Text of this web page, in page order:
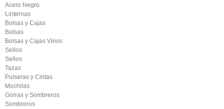
Acero Negro
Linternas
Bolsas y Cajas
Bolsas
Bolsas y Cajas Vinos
Sellos
Sellos
Tazas
Pulseras y Cintas
Mochilas
Gorras y Sombreros
Sombreros